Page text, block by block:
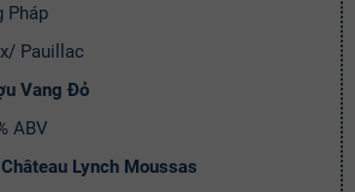
Pháp
Pauillac
Vang Đỏ
ABV
Château Lynch Moussas
THANH TOÁN